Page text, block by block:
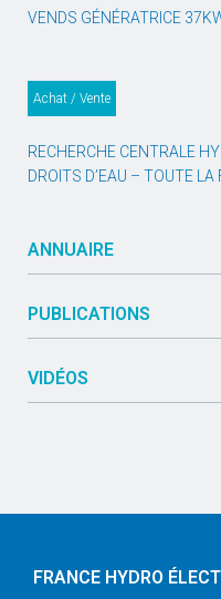
VENDS GÉNÉRATRICE
Achat / Vente
RECHERCHE CENTRALE
DROITS D’EAU – TOUTE LA
ANNUAIRE
PUBLICATIONS
VIDÉOS
FRANCE HYDRO